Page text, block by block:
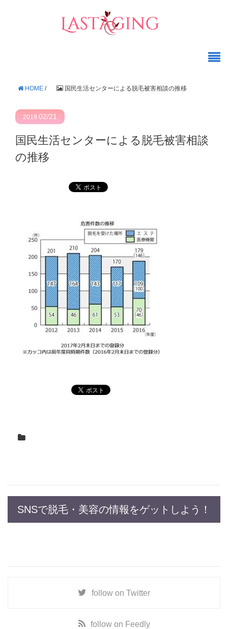
HOME / 国民生活センターによる脱毛被害相談の推移
2019 02/21
国民生活センターによる脱毛被害相談
の推移
SNSで脱毛・美容の情報をゲットしよう！
follow on Twitter
follow on Feedly